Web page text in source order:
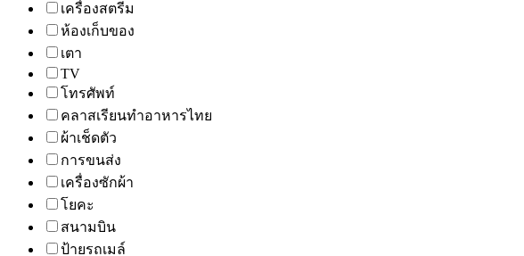
เครื่องสตรีม
ห้องเก็บของ
เตา
TV
โทรศัพท์
คลาสเรียนทำอาหารไทย
ผ้าเช็ดตัว
การขนส่ง
เครื่องซักผ้า
โยคะ
สนามบิน
ป้ายรถเมล์